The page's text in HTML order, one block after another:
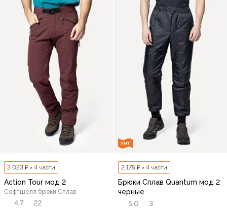
3 023 ₽ × 4 части
Action Tour мод 2
Софтшелл брюки Сплав
4,7 22
ХИТ
2 175 ₽ × 4 части
Брюки Сплав Quantum мод 2
черные
5,0
3